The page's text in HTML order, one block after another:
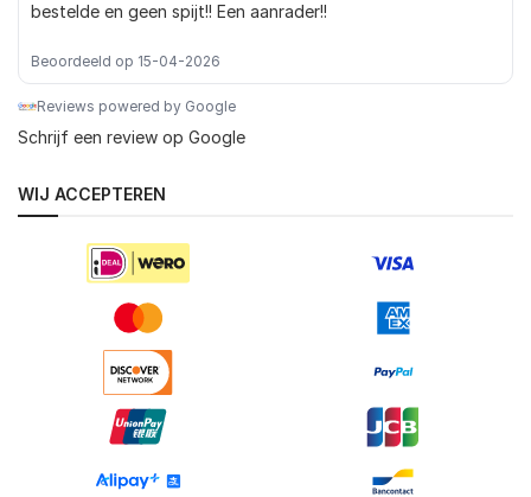
bestelde en geen spijt!! Een aanrader!!
Beoordeeld op 15-04-2026
Reviews powered by Google
Schrijf een review op Google
WIJ ACCEPTEREN